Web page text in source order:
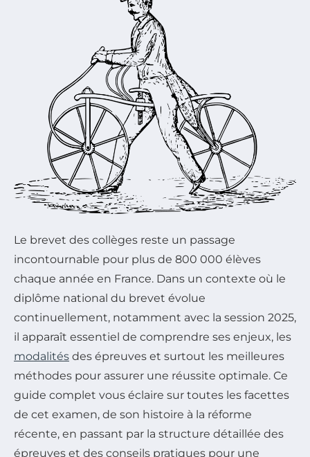
Le brevet des collèges reste un passage
incontournable pour plus de 800 000 élèves
chaque année en France. Dans un contexte où le
diplôme national du brevet évolue
continuellement, notamment avec la session 2025,
il apparaît essentiel de comprendre ses enjeux, les
modalités des épreuves et surtout les meilleures
méthodes pour assurer une réussite optimale. Ce
guide complet vous éclaire sur toutes les facettes
de cet examen, de son histoire à la réforme
récente, en passant par la structure détaillée des
épreuves et des conseils pratiques pour une